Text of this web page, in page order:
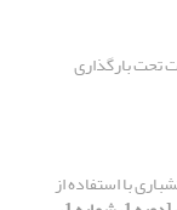
بارگذاری
با استفاده از